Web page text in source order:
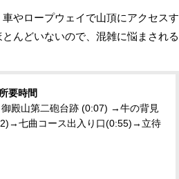
やロープウェイで山頂にアクセスす
んどいないので、混雑に悩まされる
要時間
殿山第二砲台跡 (0:07) →牛の背見
七曲コース出入り口(0:55)→立待